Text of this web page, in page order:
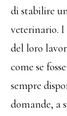
di stabilire
veterinario. I
del loro
come se
sempre
domande, a